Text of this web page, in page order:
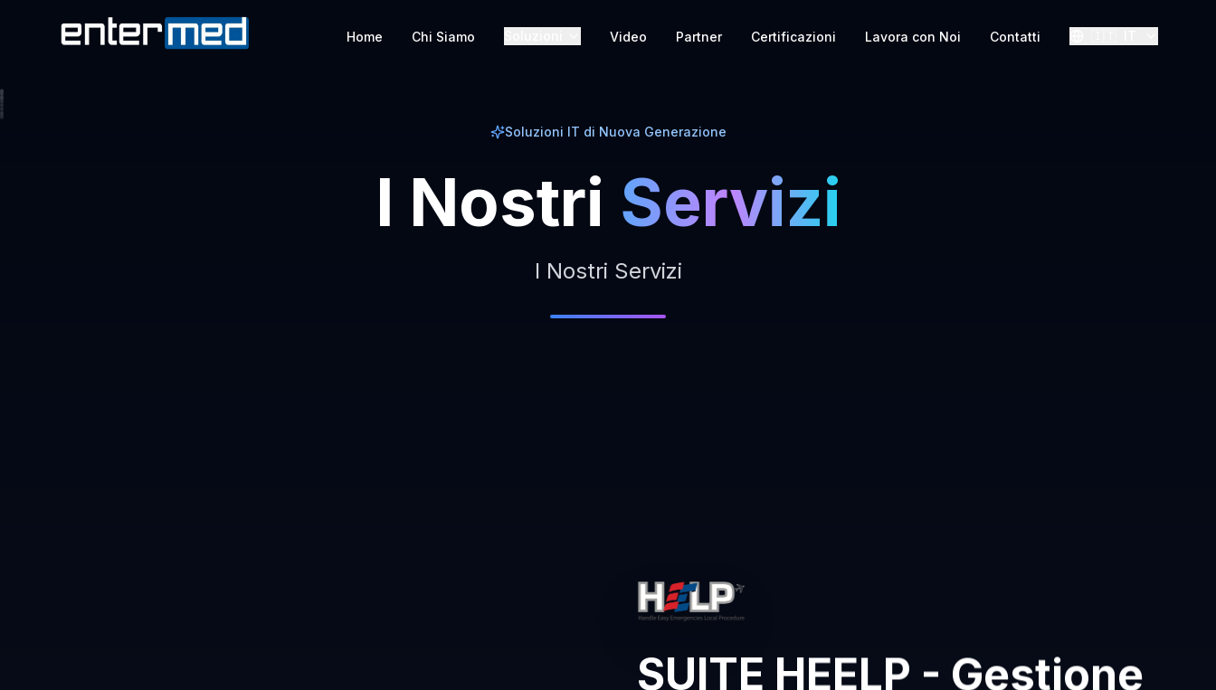
Home Chi Siamo Video Partner Certificazioni Lavora con Noi Contatti
Soluzioni IT di Nuova Generazione
I Nostri Servizi
I Nostri Servizi
SUITE HEELP - Gestione